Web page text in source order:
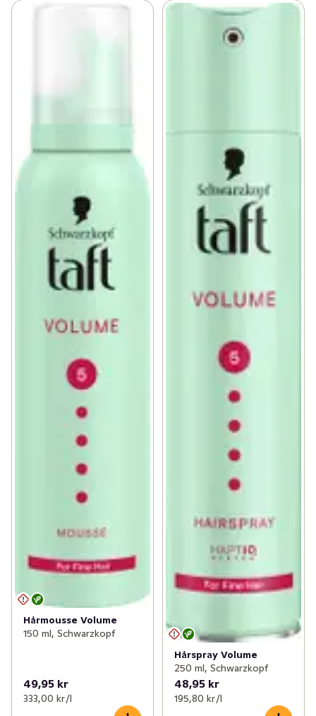
Hårmousse Volume
150 ml, Schwarzkopf
49,95 kr
333,00 kr /l
Hårspray Volume
250 ml, Schwarzkopf
48,95 kr
195,80 kr /l